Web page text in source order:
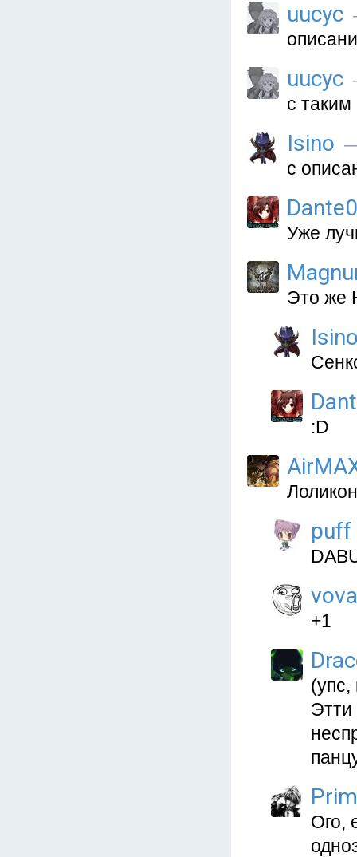
uucyc
uucyc
с
Isino
с
Уже
Это же
:D
puff
+1
(упс,
Этти
Ого,